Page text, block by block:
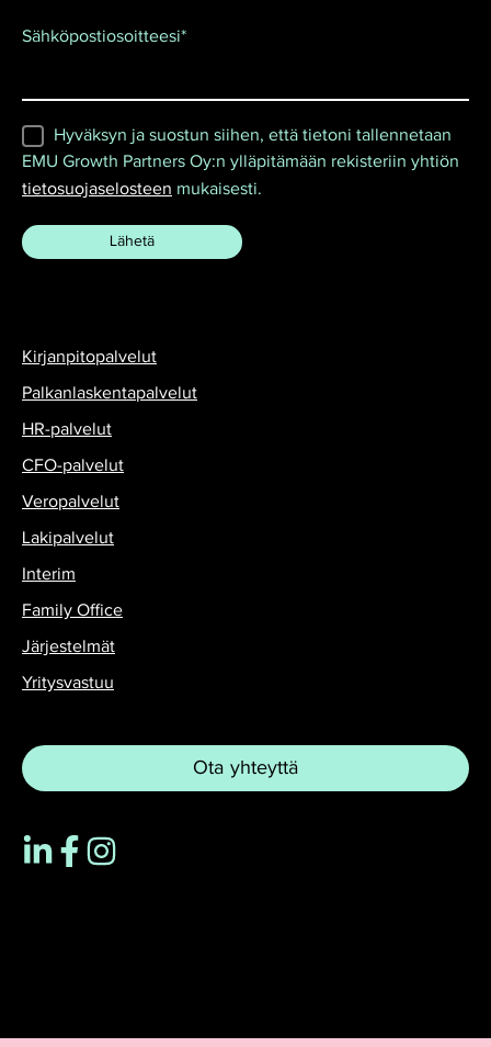
Sähköpostiosoitteesi*
Hyväksyn ja suostun siihen, että tietoni tallennetaan
EMU Growth Partners Oy:n ylläpitämään rekisteriin yhtiön
tietosuojaselosteen mukaisesti.
Kirjanpitopalvelut
Palkanlaskentapalvelut
HR-palvelut
CFO-palvelut
Veropalvelut
Lakipalvelut
Interim
Family Office
Järjestelmät
Yritysvastuu
Ota yhteyttä